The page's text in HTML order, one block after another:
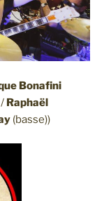
Bonafini
Raphaël
(basse))